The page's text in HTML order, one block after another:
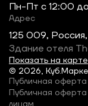
© 2026,
Пн-Пт c 12:00
Адрес
125 009,
Здание отеля
Показать на карте
Публичная
Публичная